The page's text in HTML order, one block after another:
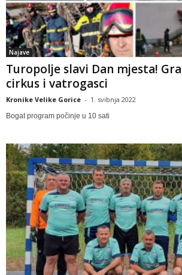
Najave
Turopolje slavi Dan mjesta!
cirkus i vatrogasci
Kronike Velike Gorice - 1. svibnja 2022
Bogat program počinje u 10 sati